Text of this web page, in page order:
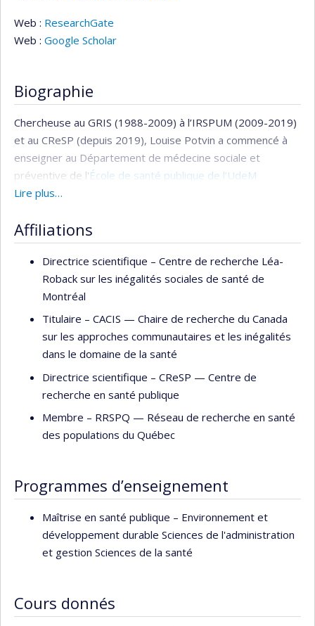
Web : ResearchGate
Web : Google Scholar
Biographie
Chercheuse au GRIS (1988-2009) à l’IRSPUM (2009-2019)
et au CReSP (depuis 2019), Louise Potvin a commencé à
enseigner au Département de médecine sociale et
préventive de l'École de santé publique de l’UdeM
(ESPUM)en 1988. Elle y dirige, depuis 2012, la Chaire de
les inégalités dans le domaine de la santé. De 2004 à
2016, elle a été directrice scientifique du Centre de
recherche Léa-Roback sur les inégalités sociales de santé
de Montréal, en plus d'être rédactrice scientifique de
Revue canadienne de santé publique,
canadienne de santé publique de 2013 à 2023. Elle est
directrice scientifique fondatrice du CReSP depuis 2019.
Reconnue internationalement pour son expertise sur
l'évaluation de programmes en santé communautaire,
Louise Potvin mène des travaux qui visent à éclairer la
prise de décision et les interventions en santé publique
dans le but de réduire les inégalités de santé. Son action a
collaborations avec l’Europe et le Brésil. Elle est la
récipiendaire du prix ACFAS Pierre-Dansereau 2017, du
Prix Chercheur pionnier 2021 de l’Institut de santé
publique et des populations (ISSP) des Instituts de
recherche en santé du Canada (IRSC) et de la Médaille R.D.
Lire plus…
Affiliations
Directrice scientifique – Centre de recherche Léa-
Roback sur les inégalités sociales de santé de
Montréal
Titulaire – CACIS — Chaire de recherche du Canada
sur les approches communautaires et les inégalités
dans le domaine de la santé
Directrice scientifique – CReSP — Centre de
recherche en santé publique
Membre – RRSPQ — Réseau de recherche en santé
des populations du Québec
Programmes d’enseignement
Maîtrise en santé publique – Environnement et
développement durable Sciences de l'administration
et gestion Sciences de la santé
Cours donnés